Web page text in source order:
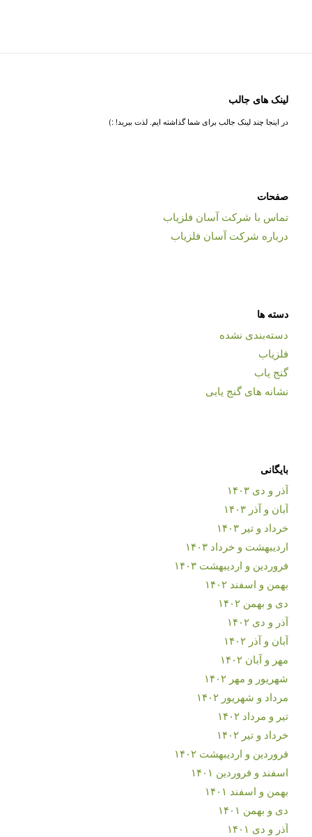
لینک های جالب
در اینجا چند لینک جالب برای شما گذاشته ایم. لذت ببرید! :)
صفحات
تماس با شرکت آسان فلزیاب
درباره شرکت آسان فلزیاب
دسته ها
دسته‌بندی نشده
فلزیاب
گنج یاب
نشانه های گنج یابی
بایگانی
آذر و دی ۱۴۰۳
آبان و آذر ۱۴۰۳
خرداد و تیر ۱۴۰۳
اردیبهشت و خرداد ۱۴۰۳
فروردین و اردیبهشت ۱۴۰۳
بهمن و اسفند ۱۴۰۲
دی و بهمن ۱۴۰۲
آذر و دی ۱۴۰۲
آبان و آذر ۱۴۰۲
مهر و آبان ۱۴۰۲
شهریور و مهر ۱۴۰۲
مرداد و شهریور ۱۴۰۲
تیر و مرداد ۱۴۰۲
خرداد و تیر ۱۴۰۲
فروردین و اردیبهشت ۱۴۰۲
اسفند و فروردین ۱۴۰۱
بهمن و اسفند ۱۴۰۱
دی و بهمن ۱۴۰۱
آذر و دی ۱۴۰۱